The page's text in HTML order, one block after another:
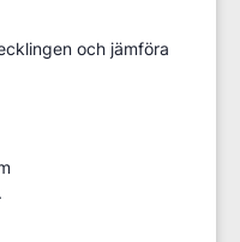
och jämföra